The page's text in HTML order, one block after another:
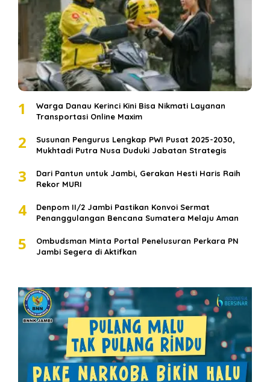
1
Warga Danau Kerinci Kini Bisa Nikmati Layanan
Transportasi Online Maxim
2
Susunan Pengurus Lengkap PWI Pusat 2025-2030,
Mukhtadi Putra Nusa Duduki Jabatan Strategis
3
Dari Pantun untuk Jambi, Gerakan Hesti Haris Raih
Rekor MURI
4
Denpom II/2 Jambi Pastikan Konvoi Sermat
Penanggulangan Bencana Sumatera Melaju Aman
5
Ombudsman Minta Portal Penelusuran Perkara PN
Jambi Segera di Aktifkan